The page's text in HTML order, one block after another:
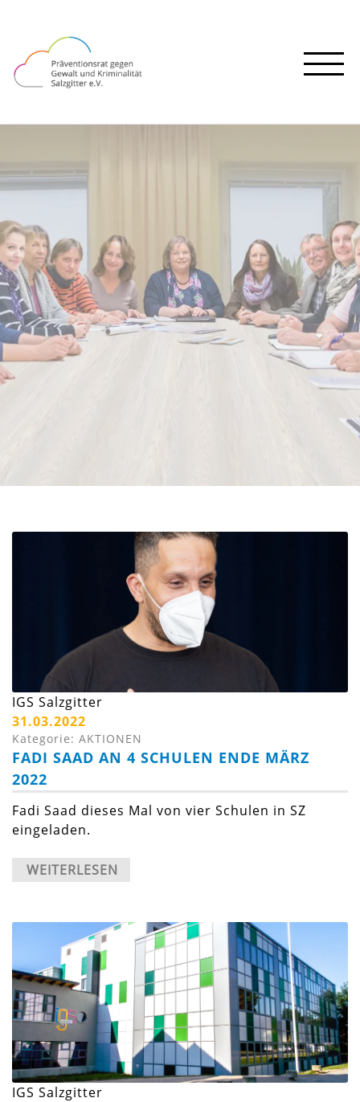
IGS Salzgitter
31.03.2022
Kategorie: AKTIONEN
FADI SAAD AN 4 SCHULEN ENDE MÄRZ
2022
Fadi Saad dieses Mal von vier Schulen in SZ
eingeladen.
WEITERLESEN
IGS Salzgitter